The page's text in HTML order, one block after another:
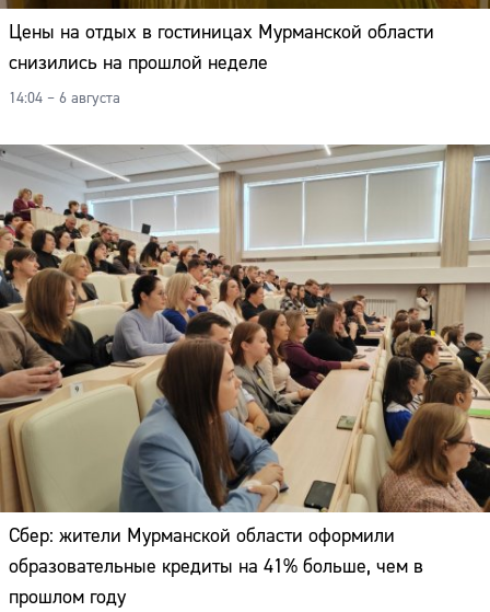
Цены на отдых в гостиницах Мурманской области
снизились на прошлой неделе
14:04 – 6 августа
Сбер: жители Мурманской области оформили
образовательные кредиты на 41% больше, чем в
прошлом году